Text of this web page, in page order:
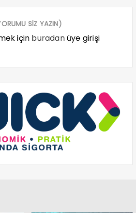
SİZ YAZIN)
için buradanüye girişi